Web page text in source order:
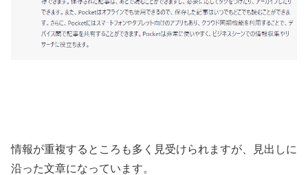
情報が重複するところも多く見受けられますが、見出しに
沿った文章になっています。